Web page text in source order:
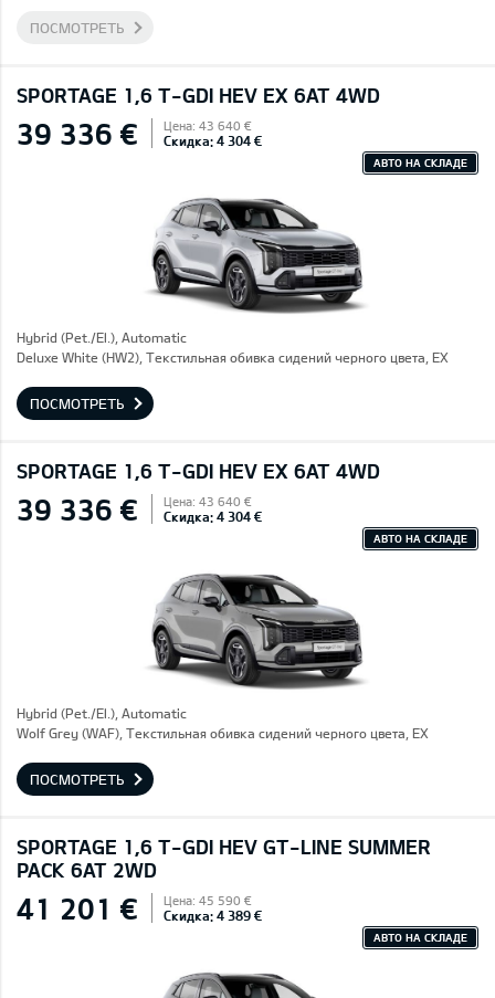
ПОСМОТРЕТЬ
SPORTAGE 1,6 T-GDI HEV EX 6AT 4WD
39 336 € Цена: 43 640 €
Скидка: 4 304 €
АВТО НА СКЛАДЕ
Hybrid (Pet./El.), Automatic
Deluxe White (HW2), Текстильная обивка сидений черного цвета, EX
ПОСМОТРЕТЬ
SPORTAGE 1,6 T-GDI HEV EX 6AT 4WD
39 336 € Цена: 43 640 €
Скидка: 4 304 €
АВТО НА СКЛАДЕ
Hybrid (Pet./El.), Automatic
Wolf Grey (WAF), Текстильная обивка сидений черного цвета, EX
ПОСМОТРЕТЬ
SPORTAGE 1,6 T-GDI HEV GT-LINE SUMMER
PACK 6AT 2WD
41 201 € Цена: 45 590 €
Скидка: 4 389 €
АВТО НА СКЛАДЕ